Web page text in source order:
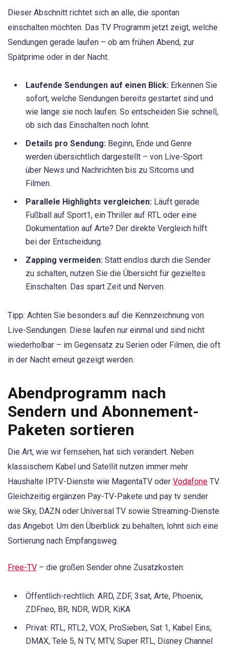
Dieser Abschnitt richtet sich an alle, die spontan
einschalten möchten. Das TV Programm jetzt zeigt, welche
Sendungen gerade laufen – ob am frühen Abend, zur
Spätprime oder in der Nacht.
Laufende Sendungen auf einen Blick: Erkennen Sie
sofort, welche Sendungen bereits gestartet sind und
wie lange sie noch laufen. So entscheiden Sie schnell,
ob sich das Einschalten noch lohnt.
Details pro Sendung: Beginn, Ende und Genre
werden übersichtlich dargestellt – von Live-Sport
über News und Nachrichten bis zu Sitcoms und
Filmen.
Parallele Highlights vergleichen: Läuft gerade
Fußball auf Sport1, ein Thriller auf RTL oder eine
Dokumentation auf Arte? Der direkte Vergleich hilft
bei der Entscheidung.
Zapping vermeiden: Statt endlos durch die Sender
zu schalten, nutzen Sie die Übersicht für gezieltes
Einschalten. Das spart Zeit und Nerven.
Tipp: Achten Sie besonders auf die Kennzeichnung von
Live-Sendungen. Diese laufen nur einmal und sind nicht
wiederholbar – im Gegensatz zu Serien oder Filmen, die oft
in der Nacht erneut gezeigt werden.
Abendprogramm nach
Sendern und Abonnement-
Paketen sortieren
Die Art, wie wir fernsehen, hat sich verändert. Neben
klassischem Kabel und Satellit nutzen immer mehr
Haushalte IPTV-Dienste wie MagentaTV oder Vodafone TV.
Gleichzeitig ergänzen Pay-TV-Pakete und pay tv sender
wie Sky, DAZN oder Universal TV sowie Streaming-Dienste
das Angebot. Um den Überblick zu behalten, lohnt sich eine
Sortierung nach Empfangsweg.
Free-TV – die großen Sender ohne Zusatzkosten:
Öffentlich-rechtlich: ARD, ZDF, 3sat, Arte, Phoenix,
ZDFneo, BR, NDR, WDR, KiKA
Privat: RTL, RTL2, VOX, ProSieben, Sat 1, Kabel Eins,
DMAX, Tele 5, N TV, MTV, Super RTL, Disney Channel